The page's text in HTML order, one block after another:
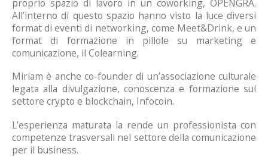
proprio spazio di lavoro in un coworking, OPENGRA.
All’interno di questo spazio hanno visto la luce diversi
format di eventi di networking, come Meet&Drink, e un
format di formazione in pillole su marketing e
comunicazione, il Colearning.
Miriam è anche co-founder di un’associazione culturale
legata alla divulgazione, conoscenza e formazione sul
settore crypto e blockchain, Infocoin.
L’esperienza maturata la rende un professionista con
competenze trasversali nel settore della comunicazione
per il business.